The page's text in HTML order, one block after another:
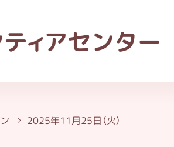
ティアセンター
2025年11月25日（火）